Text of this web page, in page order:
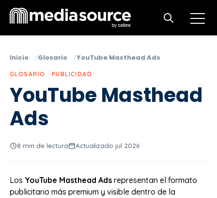
Open
Open search
Inicio Glosario YouTube Masthead Ads
GLOSARIO · PUBLICIDAD
YouTube Masthead
Ads
8 min de lectura Actualizado jul 2026
Los YouTube Masthead Ads representan el formato
publicitario más premium y visible dentro de la